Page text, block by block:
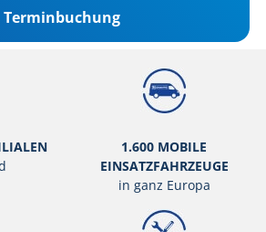
Terminbuchung
1.600 MOBILE
EINSATZFAHRZEUGE
in ganz Europa